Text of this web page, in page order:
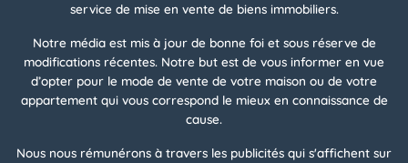
service de mise en vente de biens immobiliers.
Notre média est mis à jour de bonne foi et sous réserve de
modifications récentes. Notre but est de vous informer en vue
d’opter pour le mode de vente de votre maison ou de votre
appartement qui vous correspond le mieux en connaissance de
cause.
Nous nous rémunérons à travers les publicités qui s'affichent sur